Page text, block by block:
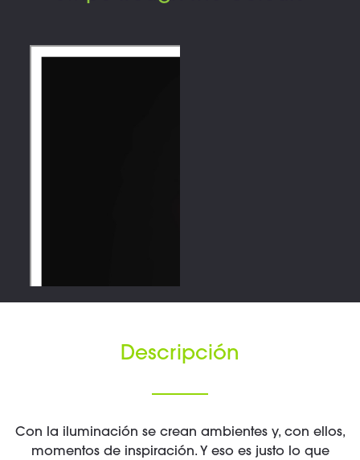
Descripción
Con la iluminación se crean ambientes y, con ellos,
momentos de inspiración. Y eso es justo lo que